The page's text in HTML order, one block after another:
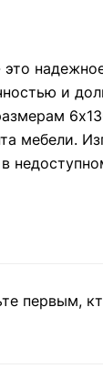
и
первым,